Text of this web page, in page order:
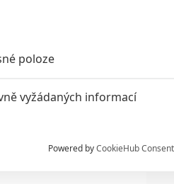
poloze
vyžádaných informací
v zařízení
Powered byCookieHub